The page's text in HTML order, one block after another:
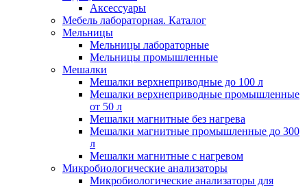
Аксессуары
Мебель лабораторная. Каталог
Мельницы
Мельницы лабораторные
Мельницы промышленные
Мешалки
Мешалки верхнеприводные до 100 л
Мешалки верхнеприводные промышленные
от 50 л
Мешалки магнитные без нагрева
Мешалки магнитные промышленные до 300
л
Мешалки магнитные с нагревом
Микробиологические анализаторы
Микробиологические анализаторы для